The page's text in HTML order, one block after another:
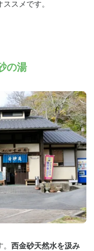
スメです。
の湯
西金砂天然水を汲み